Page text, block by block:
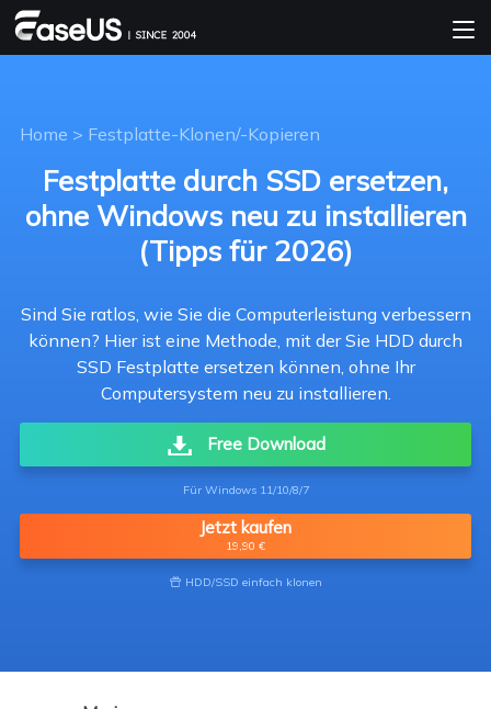
Home > Festplatte-Klonen/-Kopieren
Festplatte durch SSD ersetzen,
ohne Windows neu zu installieren
(Tipps für 2026)
Sind Sie ratlos, wie Sie die Computerleistung verbessern
können? Hier ist eine Methode, mit der Sie HDD durch
SSD Festplatte ersetzen können, ohne Ihr
Computersystem neu zu installieren.
Free Download
Für Windows 11/10/8/7
Jetzt kaufen
19,90 €
 HDD/SSD einfach klonen